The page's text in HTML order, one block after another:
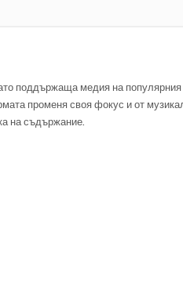
поддържаща медия на популярния
променя своя фокус и от
на съдържание.